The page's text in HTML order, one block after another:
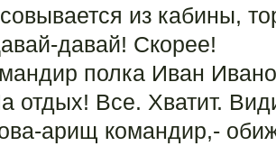
из кабины,
давай! Скорее!
полка Иван
отдых! Все. Хватит.
арищ командир,-